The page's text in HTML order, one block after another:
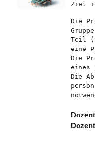
Ziel
Die
Teil
eine
Die
eines
Die